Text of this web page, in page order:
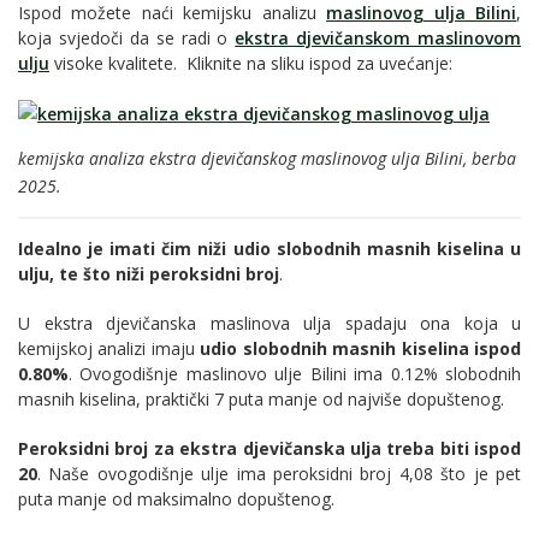
Ispod možete naći kemijsku analizu maslinovog ulja Bilini,
koja svjedoči da se radi o ekstra djevičanskom maslinovom
ulju visoke kvalitete. Kliknite na sliku ispod za uvećanje:
kemijska analiza ekstra djevičanskog maslinovog ulja Bilini, berba
2025.
Idealno je imati čim niži udio slobodnih masnih kiselina u
ulju, te što niži peroksidni broj.
U ekstra djevičanska maslinova ulja spadaju ona koja u
kemijskoj analizi imaju udio slobodnih masnih kiselina ispod
0.80%. Ovogodišnje maslinovo ulje Bilini ima 0.12% slobodnih
masnih kiselina, praktički 7 puta manje od najviše dopuštenog.
Peroksidni broj za ekstra djevičanska ulja treba biti ispod
20. Naše ovogodišnje ulje ima peroksidni broj 4,08 što je pet
puta manje od maksimalno dopuštenog.